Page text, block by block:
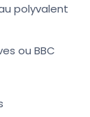
polyvalent
ou BBC